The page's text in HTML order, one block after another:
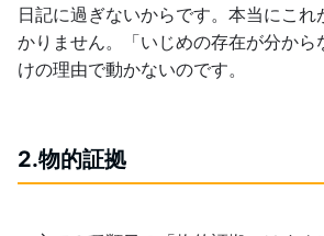
日記に過ぎないからです。本当にこれ
かりません。「いじめの存在が分から
けの理由で動かないのです。
2.物的証拠